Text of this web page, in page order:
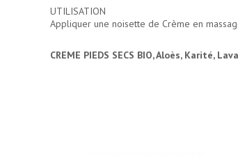
UTILISATION
Appliquer une noisette de Crème en
CREME PIEDS SECS BIO, Aloès, Karité,